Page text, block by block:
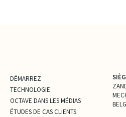
DÉMARREZ
TECHNOLOGIE
OCTAVE DANS LES MÉDIAS
ÉTUDES DE CAS CLIENTS